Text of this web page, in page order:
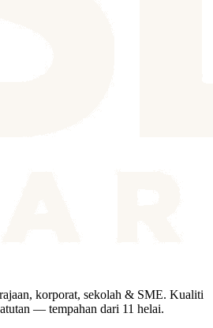
korporat, sekolah & SME. Kualiti
— tempahan dari 11 helai.